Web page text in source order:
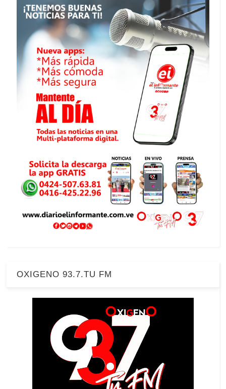
6 km al noroeste de Naiguata
29-06-2026 01:11
Profundidad: 5.2 km
Magnitud: 2.1
6 km al suroeste de Naiguata
29-06-2026 00:20
Profundidad: 5 km
Magnitud: 3
29-06-2026 00:09
Profundidad: 5.0 km
Magnitud: 2.5
OXIGENO 93.7.TU FM